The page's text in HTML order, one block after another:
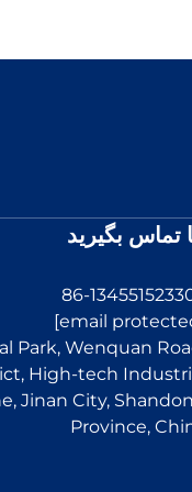
تماس بگیرید
Park, Wenquan
High-tech
Jinan City,
Province,